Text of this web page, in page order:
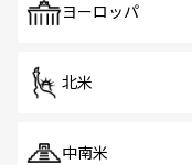
で、ホーカ
ヨーロッパ
北米
中南米